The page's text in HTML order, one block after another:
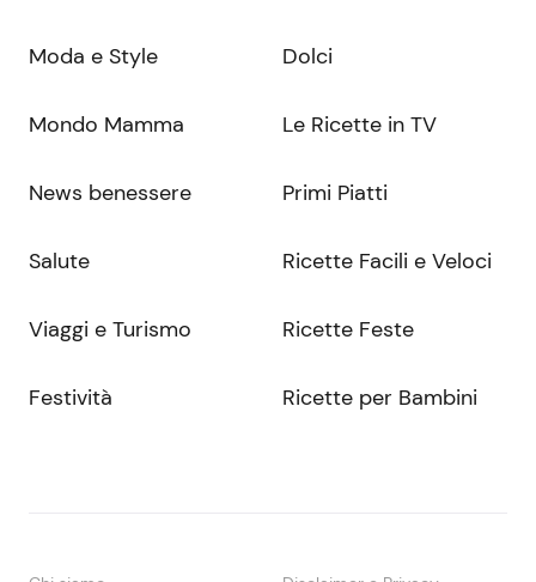
Moda e Style
Mondo Mamma
News benessere
Salute
Viaggi e Turismo
Festività
Dolci
Le Ricette in TV
Primi Piatti
Ricette Facili e Veloci
Ricette Feste
Ricette per Bambini